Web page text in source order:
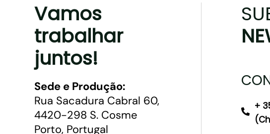
Vamos
trabalhar
juntos!
Sede e Produção:
Rua Sacadura Cabral 60,
4420-298 S. Cosme
Porto, Portugal
+